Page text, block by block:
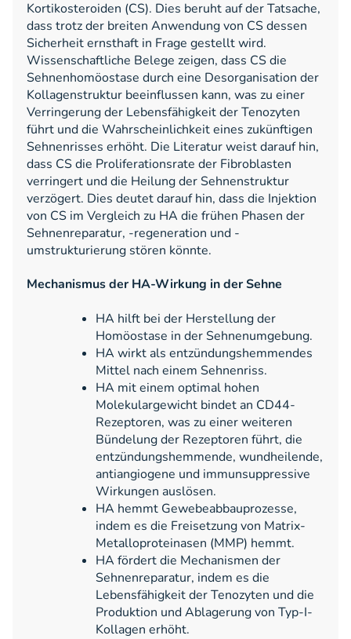
Kortikosteroiden (CS). Dies beruht auf der Tatsache,
dass trotz der breiten Anwendung von CS dessen
Sicherheit ernsthaft in Frage gestellt wird.
Wissenschaftliche Belege zeigen, dass CS die
Sehnenhomöostase durch eine Desorganisation der
Kollagenstruktur beeinflussen kann, was zu einer
Verringerung der Lebensfähigkeit der Tenozyten
führt und die Wahrscheinlichkeit eines zukünftigen
Sehnenrisses erhöht. Die Literatur weist darauf hin,
dass CS die Proliferationsrate der Fibroblasten
verringert und die Heilung der Sehnenstruktur
verzögert. Dies deutet darauf hin, dass die Injektion
von CS im Vergleich zu HA die frühen Phasen der
Sehnenreparatur, -regeneration und -
umstrukturierung stören könnte.
Mechanismus der HA-Wirkung in der Sehne
HA hilft bei der Herstellung der
Homöostase in der Sehnenumgebung.
HA wirkt als entzündungshemmendes
Mittel nach einem Sehnenriss.
HA mit einem optimal hohen
Molekulargewicht bindet an CD44-
Rezeptoren, was zu einer weiteren
Bündelung der Rezeptoren führt, die
entzündungshemmende, wundheilende,
antiangiogene und immunsuppressive
Wirkungen auslösen.
HA hemmt Gewebeabbauprozesse,
indem es die Freisetzung von Matrix-
Metalloproteinasen (MMP) hemmt.
HA fördert die Mechanismen der
Sehnenreparatur, indem es die
Lebensfähigkeit der Tenozyten und die
Produktion und Ablagerung von Typ-I-
Kollagen erhöht.